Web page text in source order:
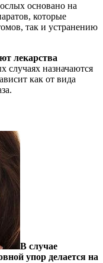
основано на
которые
так и устранению
лекарства
случаях назначаются
как от вида
В случае
упор делается на